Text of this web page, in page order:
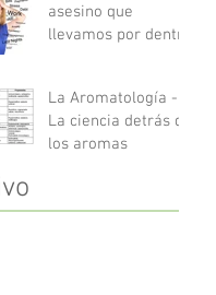
asesino que
llevamos por dentro
La Aromatología -
La ciencia detrás de
los aromas